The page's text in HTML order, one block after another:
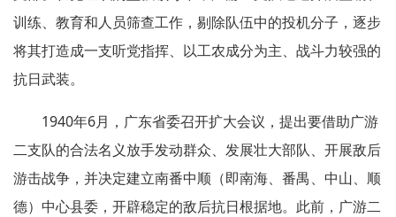
训练、教育和人员筛查工作，剔除队伍中的投机分子，逐步
将其打造成一支听党指挥、以工农成分为主、战斗力较强的
抗日武装。
1940年6月，广东省委召开扩大会议，提出要借助广游
二支队的合法名义放手发动群众、发展壮大部队、开展敌后
游击战争，并决定建立南番中顺（即南海、番禺、中山、顺
德）中心县委，开辟稳定的敌后抗日根据地。此前，广游二